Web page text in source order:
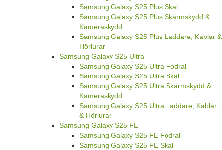
Samsung Galaxy S25 Plus Skal
Samsung Galaxy S25 Plus Skärmskydd &
Kameraskydd
Samsung Galaxy S25 Plus Laddare, Kablar &
Hörlurar
Samsung Galaxy S25 Ultra
Samsung Galaxy S25 Ultra Fodral
Samsung Galaxy S25 Ultra Skal
Samsung Galaxy S25 Ultra Skärmskydd &
Kameraskydd
Samsung Galaxy S25 Ultra Laddare, Kablar
& Hörlurar
Samsung Galaxy S25 FE
Samsung Galaxy S25 FE Fodral
Samsung Galaxy S25 FE Skal